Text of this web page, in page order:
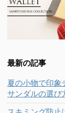
最新の記事
夏の小物で印象
サンダルの選び